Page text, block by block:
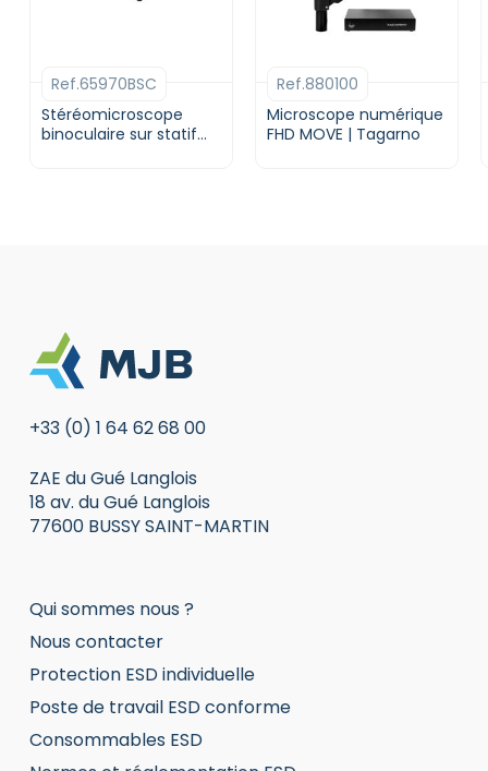
Stéréomicroscope
binoculaire sur statif
Ref.65970BSC
Microscope numérique
FHD MOVE | Tagarno
Ref.880100
+33 (0) 1 64 62 68 00
ZAE du Gué Langlois
18 av. du Gué Langlois
77600 BUSSY SAINT-MARTIN
Qui sommes nous ?
Nous contacter
Protection ESD individuelle
Poste de travail ESD conforme
Consommables ESD